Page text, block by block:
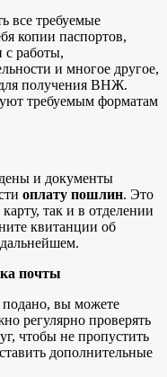
все требуемые
копии паспортов,
с работы,
и многое другое,
получения ВНЖ.
требуемым форматам
и документы
оплату пошлин. Это
так и в отделении
квитанции об
почты
подано, вы можете
регулярно проверять
чтобы не пропустить
дополнительные